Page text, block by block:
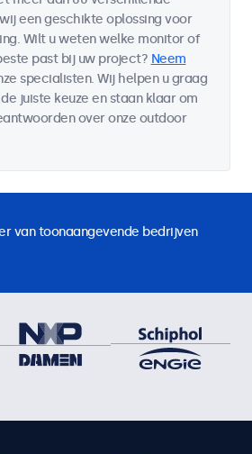
een geschikte oplossing voor
Wilt u weten welke monitor of
past bij uw project? Neem
specialisten. Wij helpen u graag
juiste keuze en staan klaar om
over onze outdoor
van toonaangevende bedrijven